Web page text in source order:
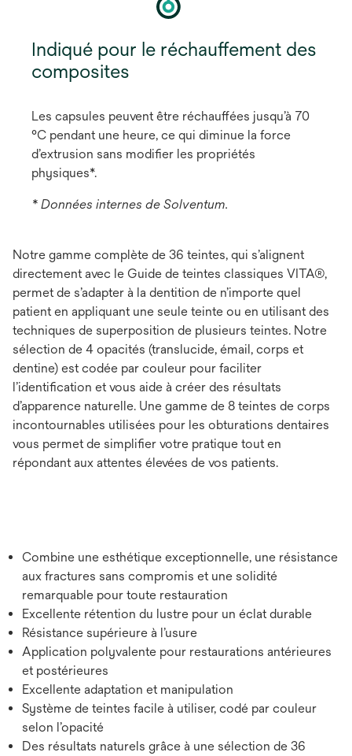
Indiqué pour le réchauffement des
composites
Les capsules peuvent être réchauffées jusqu’à 70
°C pendant une heure, ce qui diminue la force
d’extrusion sans modifier les propriétés
physiques*.
* Données internes de Solventum.
Notre gamme complète de 36 teintes, qui s’alignent
directement avec le Guide de teintes classiques VITA®,
permet de s’adapter à la dentition de n’importe quel
patient en appliquant une seule teinte ou en utilisant des
techniques de superposition de plusieurs teintes. Notre
sélection de 4 opacités (translucide, émail, corps et
dentine) est codée par couleur pour faciliter
l’identiﬁcation et vous aide à créer des résultats
d’apparence naturelle. Une gamme de 8 teintes de corps
incontournables utilisées pour les obturations dentaires
vous permet de simplifier votre pratique tout en
répondant aux attentes élevées de vos patients.
Combine une esthétique exceptionnelle, une résistance
aux fractures sans compromis et une solidité
remarquable pour toute restauration
Excellente rétention du lustre pour un éclat durable
Résistance supérieure à l’usure
Application polyvalente pour restaurations antérieures
et postérieures
Excellente adaptation et manipulation
Système de teintes facile à utiliser, codé par couleur
selon l’opacité
Des résultats naturels grâce à une sélection de 36